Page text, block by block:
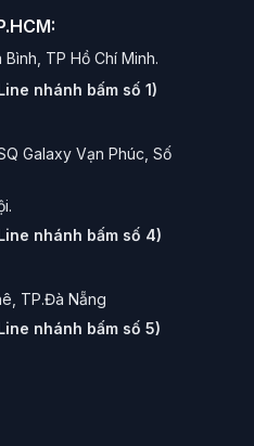
TP Hồ Chí Minh.
nhánh bấm số 1)
Galaxy Vạn Phúc, Số
nhánh bấm số 4)
TP.Đà Nẵng
nhánh bấm số 5)